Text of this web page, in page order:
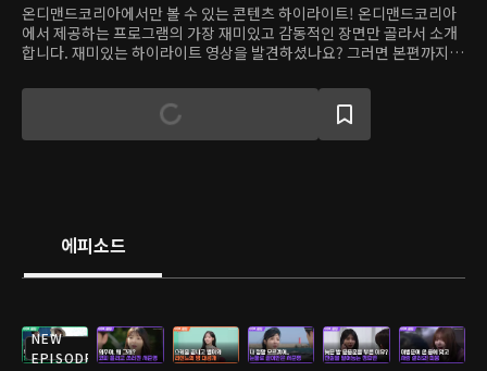
온디맨드코리아에서만 볼 수 있는 콘텐츠 하이라이트! 온디맨드코리아
에서 제공하는 프로그램의 가장 재미있고 감동적인 장면만 골라서 소개
합니다. 재미있는 하이라이트 영상을 발견하셨나요? 그러면 본편까지
에피소드
NEW
EPISODE